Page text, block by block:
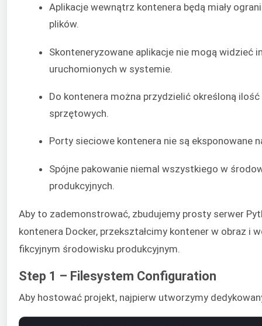
Aplikacje wewnątrz kontenera będą miały
plików.
Skonteneryzowane aplikacje nie mogą widzieć
uruchomionych w systemie.
Do kontenera można przydzielić określoną
sprzętowych.
Porty sieciowe kontenera nie są eksponowane
Spójne pakowanie niemal wszystkiego w
produkcyjnych.
Aby to zademonstrować, zbudujemy prosty serwer
kontenera Docker, przekształcimy kontener w obraz i
fikcyjnym środowisku produkcyjnym.
Step 1 – Filesystem Configuration
Aby hostować projekt, najpierw utworzymy